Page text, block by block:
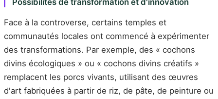
Possibilités de transformation et d'innovation
Face à la controverse, certains temples et
communautés locales ont commencé à expérimenter
des transformations. Par exemple, des « cochons
divins écologiques » ou « cochons divins créatifs »
remplacent les porcs vivants, utilisant des œuvres
d'art fabriquées à partir de riz, de pâte, de peinture ou